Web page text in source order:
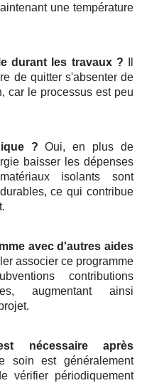
une température
durant les travaux ?
de quitter s'absenter de
car le processus est peu
? Oui, en plus de
baisser les dépenses
isolants sont
ce qui contribue
avec d'autres aides
associer ce programme
contributions
augmentant ainsi
nécessaire après
soin est généralement
vérifier périodiquement